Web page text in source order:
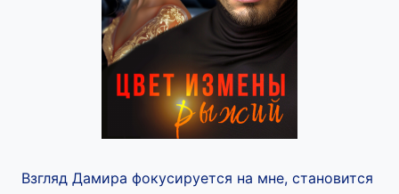
Взгляд Дамира фокусируется на мне, становится